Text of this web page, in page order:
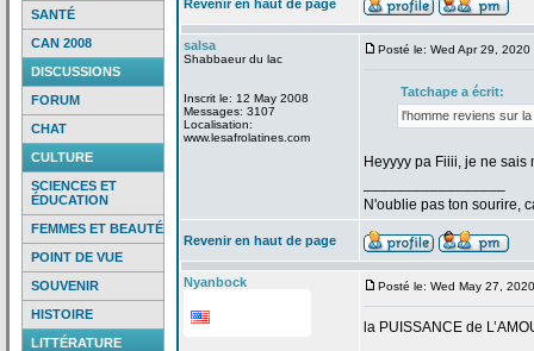
SANTÉ
CAN 2008
DISCUSSIONS
FORUM
CHAT
CULTURE
SCIENCES ET
ÉDUCATION
FEMMES ET BEAUTÉ
POINT DE VUE
SOUVENIR
HISTOIRE
LITTÉRATURE
Revenir en haut de page
salsa
Shabbaeur du lac
Inscrit le: 12 May 2008
Messages: 3107
Localisation:
www.lesafrolatines.com
Posté le: Wed Apr 29, 2020
Tatchape a écrit:
l'homme reviens sur la
Heyyyy pa Fiiii, je ne sais
N'oublie pas ton sourire,
Revenir en haut de page
Nyanbock Posté le: Wed May 27,
la PUISSANCE de